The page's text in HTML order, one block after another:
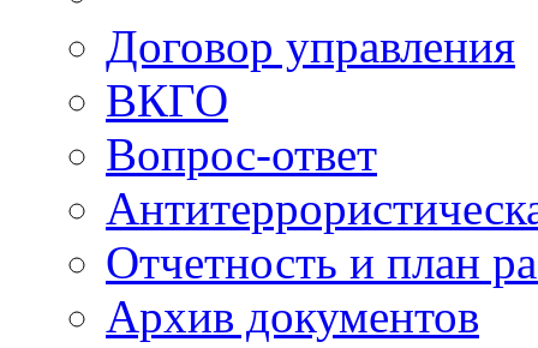
Договор управления
ВКГО
Вопрос-ответ
Отчетность и план
Архив документов